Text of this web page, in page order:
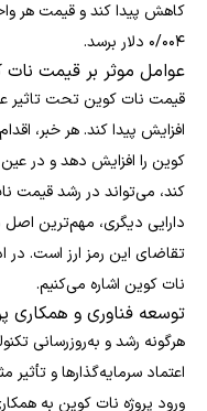
۰/۰۰۴ دلار برسد.
عوامل موثر بر قیمت نات
قیمت نات کوین تحت
افزایش پیدا کند. هر خبر،
کوین را افزایش دهد و در
کند، می‌تواند در رشد قیمت
دارایی دیگری، مهم‌ترین
تقاضای این رمز ارز است. در
نات کوین اشاره می‌کنیم.
توسعه‌ فناوری و همکاری
هرگونه رشد و به‌روزرسانی
اعتماد سرمایه‌گذارها و
ورود پروژه نات کوین به